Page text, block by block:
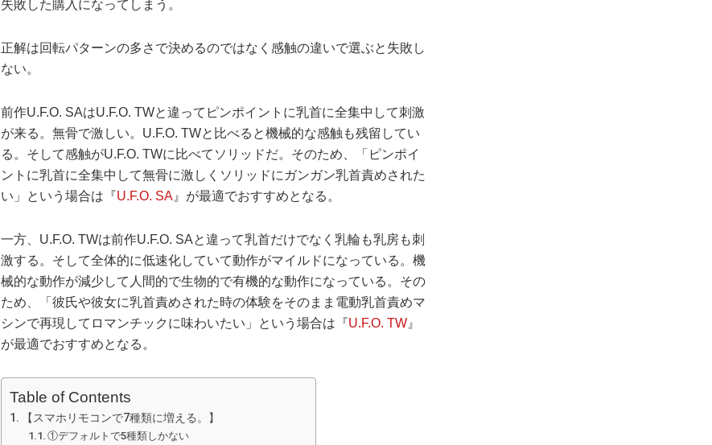
失敗した購入になってしまう。
正解は回転パターンの多さで決めるのではなく感触の違いで選ぶと失敗し
ない。
前作U.F.O. SAはU.F.O. TWと違ってピンポイントに乳首に全集中して刺激
が来る。無骨で激しい。U.F.O. TWと比べると機械的な感触も残留してい
る。そして感触がU.F.O. TWに比べてソリッドだ。そのため、「ピンポイ
ントに乳首に全集中して無骨に激しくソリッドにガンガン乳首責めされた
い」という場合は『U.F.O. SA 』が最適でおすすめとなる。
一方、U.F.O. TWは前作U.F.O. SAと違って乳首だけでなく乳輪も乳房も刺
激する。そして全体的に低速化していて動作がマイルドになっている。機
械的な動作が減少して人間的で生物的で有機的な動作になっている。その
ため、「彼氏や彼女に乳首責めされた時の体験をそのまま電動乳首責めマ
シンで再現してロマンチックに味わいたい」という場合は『U.F.O. TW 』
が最適でおすすめとなる。
Table of Contents
【スマホリモコンで7種類に増える。】
①デフォルトで5種類しかない